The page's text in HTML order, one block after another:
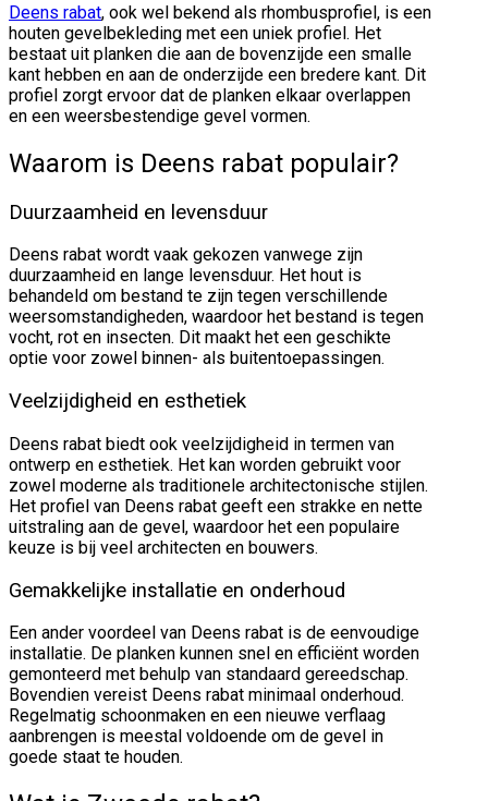
Deens rabat, ook wel bekend als rhombusprofiel, is een
houten gevelbekleding met een uniek profiel. Het
bestaat uit planken die aan de bovenzijde een smalle
kant hebben en aan de onderzijde een bredere kant. Dit
profiel zorgt ervoor dat de planken elkaar overlappen
en een weersbestendige gevel vormen.
Waarom is Deens rabat populair?
Duurzaamheid en levensduur
Deens rabat wordt vaak gekozen vanwege zijn
duurzaamheid en lange levensduur. Het hout is
behandeld om bestand te zijn tegen verschillende
weersomstandigheden, waardoor het bestand is tegen
vocht, rot en insecten. Dit maakt het een geschikte
optie voor zowel binnen- als buitentoepassingen.
Veelzijdigheid en esthetiek
Deens rabat biedt ook veelzijdigheid in termen van
ontwerp en esthetiek. Het kan worden gebruikt voor
zowel moderne als traditionele architectonische stijlen.
Het profiel van Deens rabat geeft een strakke en nette
uitstraling aan de gevel, waardoor het een populaire
keuze is bij veel architecten en bouwers.
Gemakkelijke installatie en onderhoud
Een ander voordeel van Deens rabat is de eenvoudige
installatie. De planken kunnen snel en efficiënt worden
gemonteerd met behulp van standaard gereedschap.
Bovendien vereist Deens rabat minimaal onderhoud.
Regelmatig schoonmaken en een nieuwe verflaag
aanbrengen is meestal voldoende om de gevel in
goede staat te houden.